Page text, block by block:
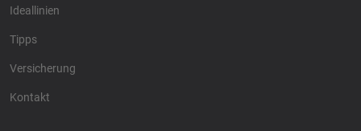
Ideallinien
Tipps
Versicherung
Kontakt